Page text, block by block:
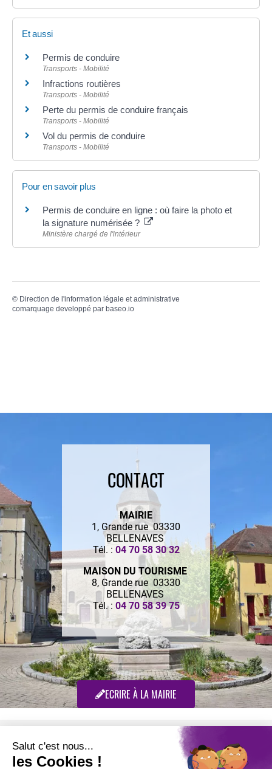
Et aussi
Permis de conduire
Transports - Mobilité
Infractions routières
Transports - Mobilité
Perte du permis de conduire français
Transports - Mobilité
Vol du permis de conduire
Transports - Mobilité
Pour en savoir plus
Permis de conduire en ligne : où faire la photo et
la signature numérisée ?
Ministère chargé de l'intérieur
© Direction de l'information légale et administrative
comarquage developpé par baseo.io
CONTACT
MAIRIE
1, Grande rue 03330
BELLENAVES
Tél. : 04 70 58 30 32
MAISON DU TOURISME
8, Grande rue 03330
BELLENAVES
Tél. : 04 70 58 39 75
ECRIRE À LA MAIRIE
Retrouvez-nous sur :